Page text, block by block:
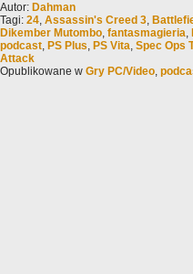
Autor: Dahman
Tagi: 24, Assassin's Creed 3,
Dikember Mutombo, fantasmagieria,
podcast, PS Plus, PS Vita, Spec Ops
Attack
Opublikowane w Gry PC/Video,